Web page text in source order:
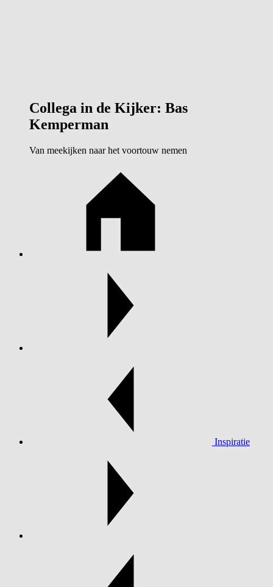
Collega in de Kijker: Bas
Kemperman
Van meekijken naar het voortouw nemen
Inspiratie